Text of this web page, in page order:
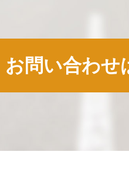
お問い合わせ